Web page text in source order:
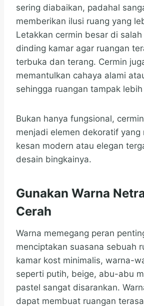
sering diabaikan, padahal
memberikan ilusi ruang yang
Letakkan cermin besar di
dinding kamar agar ruangan
terbuka dan terang. Cermin
memantulkan cahaya alami
sehingga ruangan tampak
Bukan hanya fungsional,
menjadi elemen dekoratif yang
kesan modern atau elegan
desain bingkainya.
Gunakan Warna
Cerah
Warna memegang peran
menciptakan suasana sebuah
kamar kost minimalis, warna-
seperti putih, beige, abu-abu
pastel sangat disarankan.
dapat membuat ruangan